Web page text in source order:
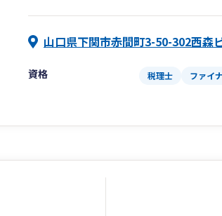
山口県下関市赤間町3-50-302西森
資格 税理士 ファイ